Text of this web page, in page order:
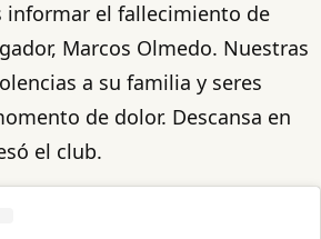
informar el fallecimiento de
Marcos Olmedo. Nuestras
a su familia y seres
de dolor. Descansa en
el club.